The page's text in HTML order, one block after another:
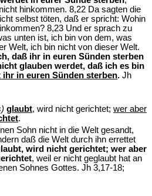
hinkommen. 8,22 Da sagten die
selbst töten, daß er spricht: Wohin
8,23 Und er sprach zu
unten ist, ich bin von dem, was
Welt, ich bin nicht von dieser Welt.
daß ihr in euren Sünden sterben
glauben werdet, daß ich es bin
ihr in euren Sünden sterben. Jh
glaubt, wird nicht gerichtet; wer aber
.
Sohn nicht in die Welt gesandt,
daß die Welt durch ihn errettet
wird nicht gerichtet; wer aber
, weil er nicht geglaubt hat an
Sohnes Gottes. Jh 3,17-18;